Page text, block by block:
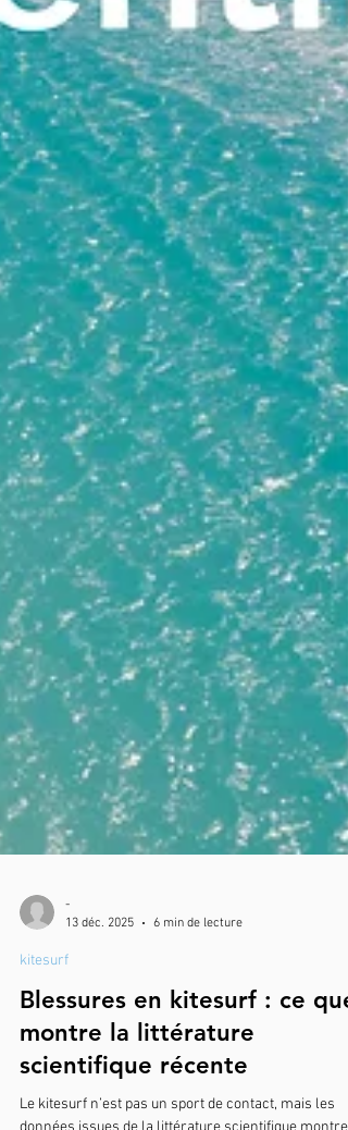
-
Blessures en kitesurf : ce que
montre la littérature
scientifique récente